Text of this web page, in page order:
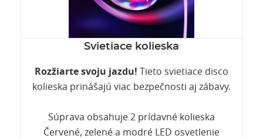
Svietiace kolieska
Rozžiarte svoju jazdu! Tieto svietiace disco
kolieska prinášajú viac bezpečnosti aj zábavy.
Súprava obsahuje 2 prídavné kolieska
Červené, zelené a modré LED osvetlenie